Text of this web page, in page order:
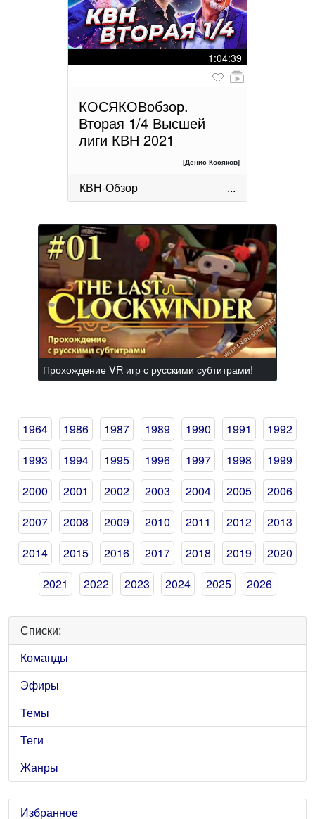
1:04:39
КОСЯКОВобзор.
Вторая 1/4 Высшей
лиги КВН 2021
[Денис Косяков]
КВН-Обзор ...
Прохождение VR игр с русскими субтитрами!
1964 1986 1987 1989 1990 1991
1992
1993
1994 1995 1996 1997 1998
1999
2000
2001 2002 2003 2004 2005
2006
2007
2008 2009 2010 2011 2012
2013
2014
2015 2016 2017 2018 2019
2020
2021
2022 2023 2024 2025 2026
Списки:
Команды
Эфиры
Темы
Теги
Жанры
Избранное